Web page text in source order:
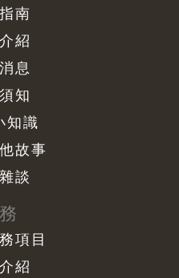
南
紹
息
知
知識
故事
談
項目
紹